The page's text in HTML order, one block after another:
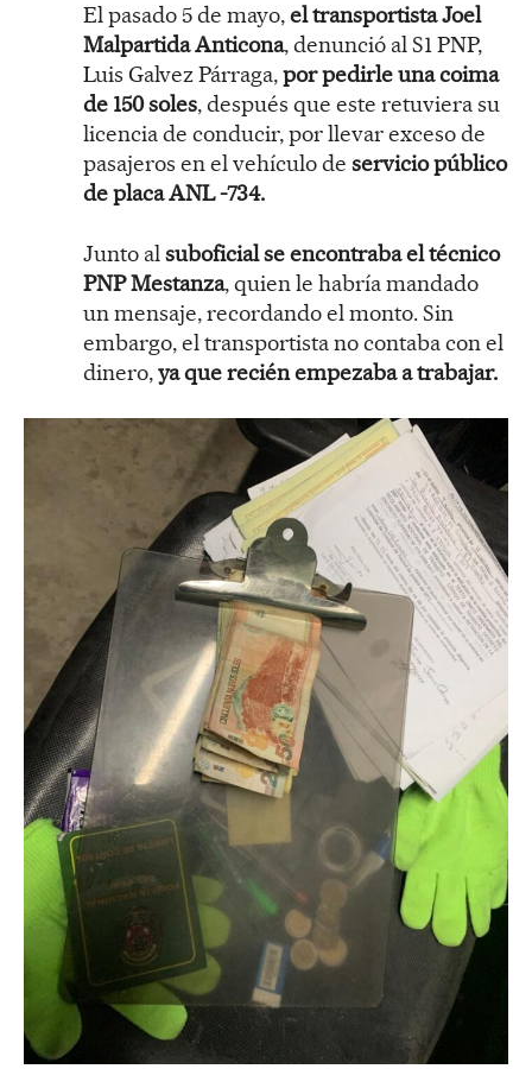
El pasado 5 de mayo,el transportista Joel
Malpartida Anticona, denunció al S1 PNP,
Luis Galvez Párraga,por pedirle una coima
de 150 soles, después que este retuviera su
licencia de conducir, por llevar exceso de
pasajeros en el vehículo de servicio público
de placa ANL -734.
Junto alsuboficial se encontraba el técnico
PNP Mestanza, quien le habría mandado
un mensaje, recordando el monto. Sin
embargo, el transportista no contaba con el
dinero,ya que recién empezaba a trabajar.